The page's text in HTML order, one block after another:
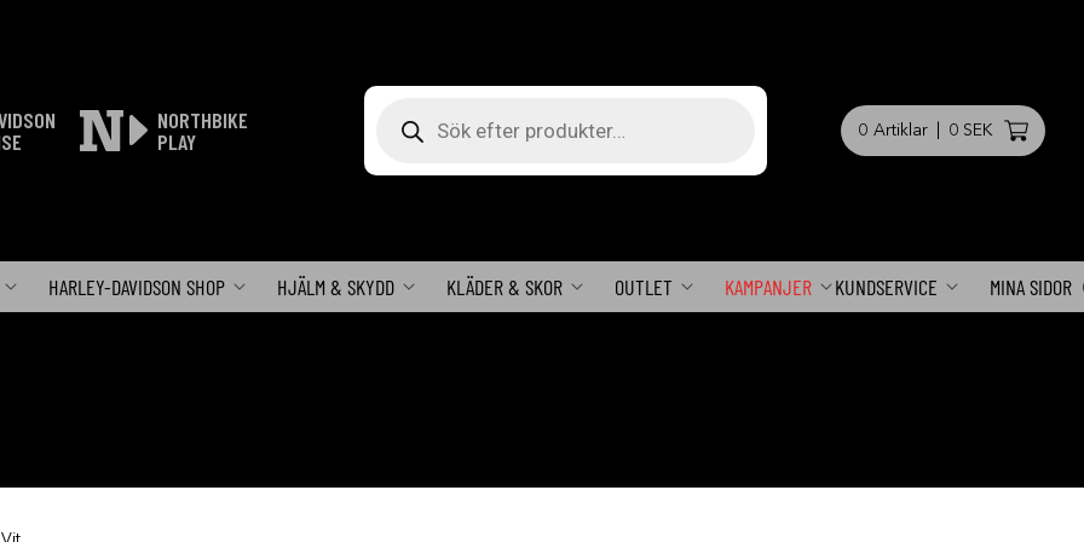
NORTHBIKE
PLAY
0 Artiklar 0 SEK
HARLEY-DAVIDSON SHOP HJÄLM & SKYDD KLÄDER & SKOR OUTLET KAMPANJER KUNDSERVICE MINA SIDOR